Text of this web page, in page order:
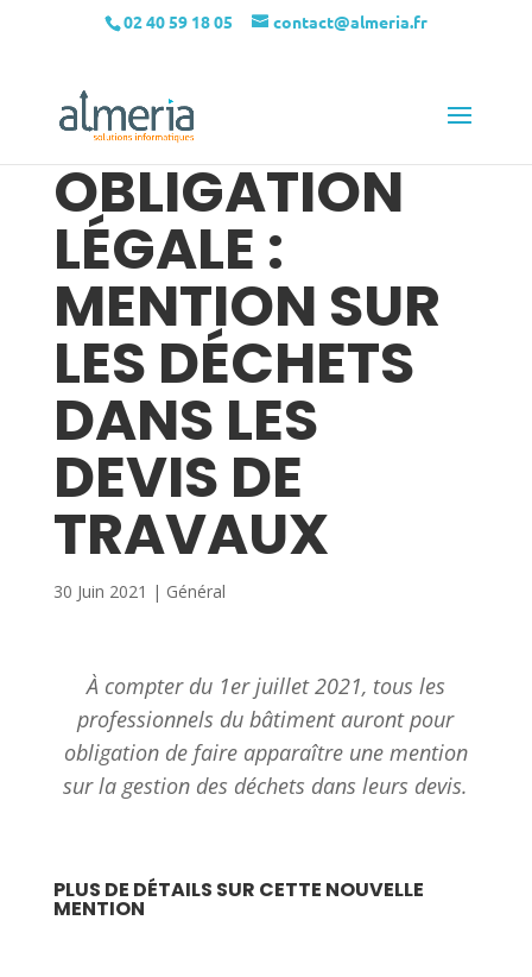
02 40 59 18 05 contact@almeria.fr
OBLIGATION
LÉGALE :
MENTION SUR
LES DÉCHETS
DANS LES
DEVIS DE
TRAVAUX
30 Juin 2021 | Général
À compter du 1er juillet 2021, tous les
professionnels du bâtiment auront pour
obligation de faire apparaître une mention
sur la gestion des déchets dans leurs devis.
PLUS DE DÉTAILS SUR CETTE NOUVELLE
MENTION